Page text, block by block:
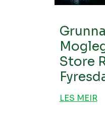
Store
LES MEIR